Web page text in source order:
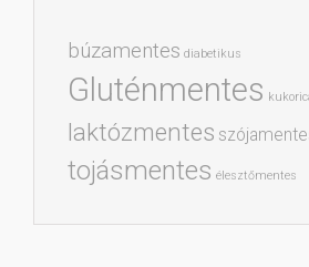
búzamentes diabetikus
Gluténmentes
laktózmentes
tojásmentes élesztőmentes